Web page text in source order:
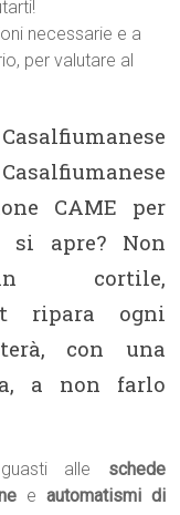
necessarie e a
per valutare al
CAME per
si apre? Non
cortile,
ripara ogni
con una
a non farlo
alle schede
e automatismi di